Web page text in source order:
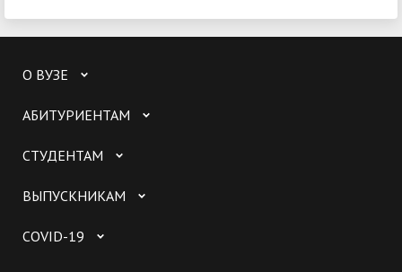
О ВУЗЕ
АБИТУРИЕНТАМ
СТУДЕНТАМ
ВЫПУСКНИКАМ
COVID-19